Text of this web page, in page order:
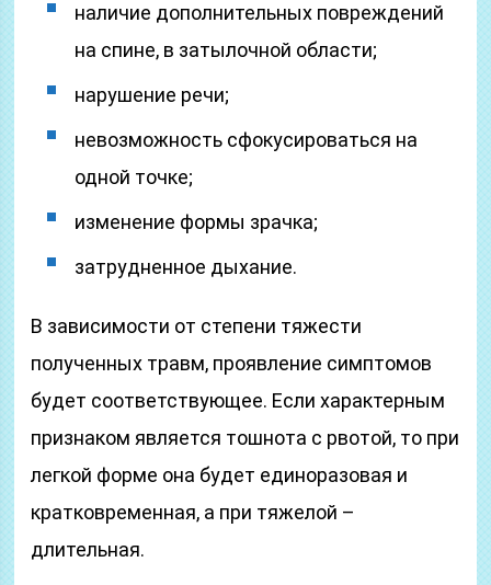
наличие дополнительных повреждений
на спине, в затылочной области;
нарушение речи;
невозможность сфокусироваться на
одной точке;
изменение формы зрачка;
затрудненное дыхание.
В зависимости от степени тяжести
полученных травм, проявление симптомов
будет соответствующее. Если характерным
признаком является тошнота с рвотой, то при
легкой форме она будет единоразовая и
кратковременная, а при тяжелой –
длительная.